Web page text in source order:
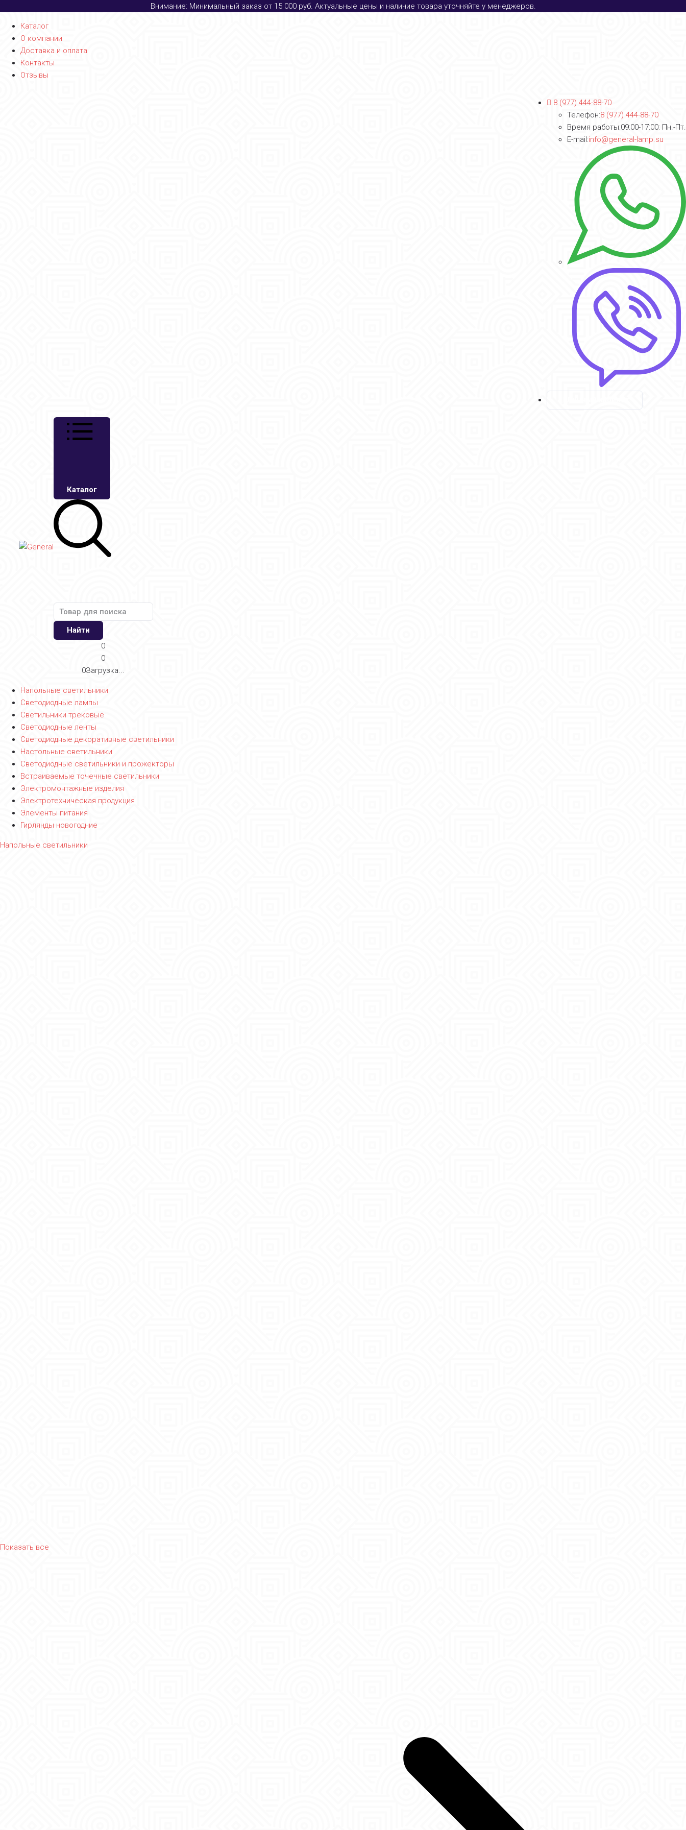
Внимание: Минимальный заказ от 15 000 руб. Актуальные цены и наличие товара уточняйте у менеджеров.
Каталог
О компании
Доставка и оплата
Контакты
Отзывы
8 (977) 444-88-70
Телефон:8 (977) 444-88-70
Время работы:09:00-17:00: Пн.-Пт.
E-mail:info@general-lamp.su
Каталог
Найти
0
0
0Загрузка...
Напольные светильники
Светодиодные лампы
Светильники трековые
Светодиодные ленты
Светодиодные декоративные светильники
Настольные светильники
Светодиодные светильники и прожекторы
Встраиваемые точечные светильники
Электромонтажные изделия
Электротехническая продукция
Элементы питания
Гирлянды новогодние
Напольные светильники
Показать все